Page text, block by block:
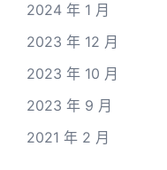
2024 年 1 月
2023 年 12 月
2023 年 10 月
2023 年 9 月
2021 年 2 月